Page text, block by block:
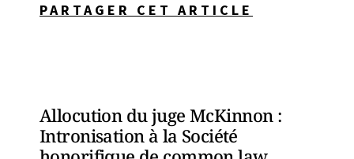
PARTAGER CET ARTICLE
Allocution du juge McKinnon :
Intronisation à la Société